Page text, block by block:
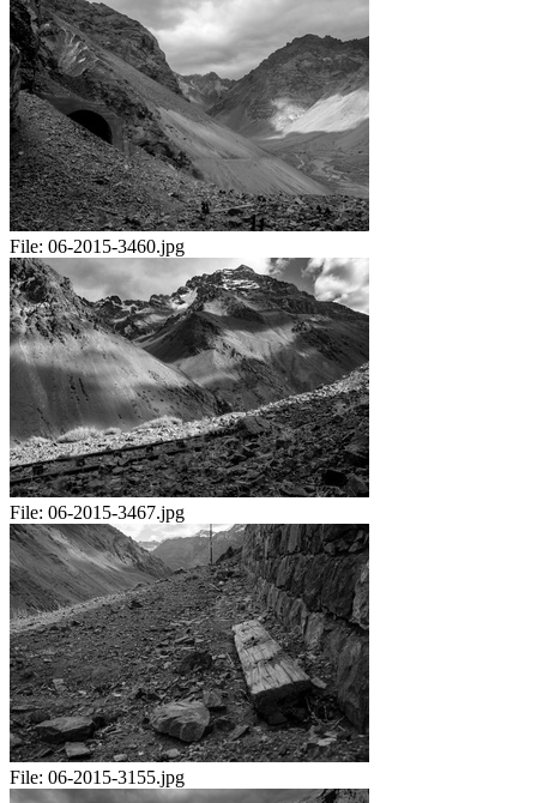
File: 06-2015-3460.jpg
File: 06-2015-3467.jpg
File: 06-2015-3155.jpg